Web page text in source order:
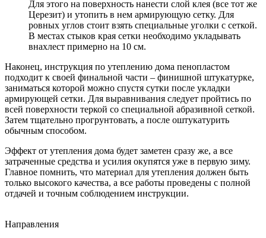
Для этого на поверхность нанести слой клея (все тот же
Церезит) и утопить в нем армирующую сетку. Для
ровных углов стоит взять специальные уголки с сеткой.
В местах стыков края сетки необходимо укладывать
внахлест примерно на 10 см.
Наконец, инструкция по утеплению дома пенопластом
подходит к своей финальной части – финишной штукатурке,
заниматься которой можно спустя сутки после укладки
армирующей сетки. Для выравнивания следует пройтись по
всей поверхности теркой со специальной абразивной сеткой.
Затем тщательно прогрунтовать, а после оштукатурить
обычным способом.
Эффект от утепления дома будет заметен сразу же, а все
затраченные средства и усилия окупятся уже в первую зиму.
Главное помнить, что материал для утепления должен быть
только высокого качества, а все работы проведены с полной
отдачей и точным соблюдением инструкции.
Направления